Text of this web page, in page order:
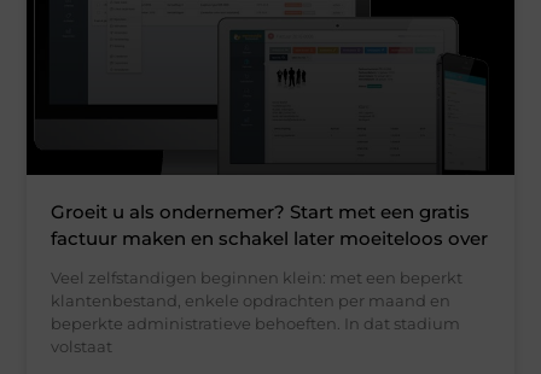
Groeit u als ondernemer? Start met een gratis
factuur maken en schakel later moeiteloos over
Veel zelfstandigen beginnen klein: met een beperkt
klantenbestand, enkele opdrachten per maand en
beperkte administratieve behoeften. In dat stadium
volstaat